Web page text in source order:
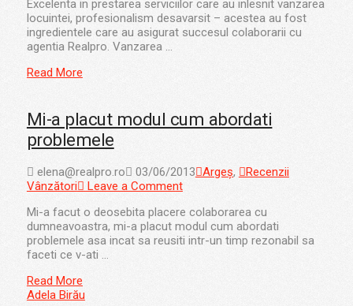
Excelenta in prestarea serviciilor care au inlesnit vanzarea
locuintei, profesionalism desavarsit – acestea au fost
ingredientele care au asigurat succesul colaborarii cu
agentia Realpro. Vanzarea …
Read More
Mi-a placut modul cum abordati
problemele
elena@realpro.ro 03/06/2013 Argeș,
Recenzii
Vânzători
Leave a Comment
Mi-a facut o deosebita placere colaborarea cu
dumneavoastra, mi-a placut modul cum abordati
problemele asa incat sa reusiti intr-un timp rezonabil sa
faceti ce v-ati …
Read More
Adela Birău